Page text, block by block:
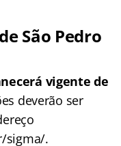
São Pedro
vigente de
deverão ser
sigma/.